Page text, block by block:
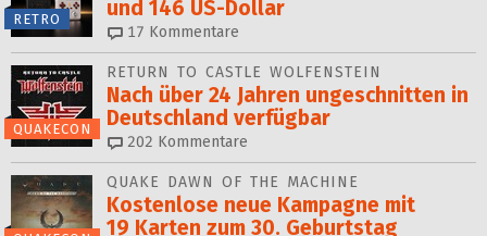
RETRO
und 146 US-Dollar
17 Kommentare
QUAKECON
RETURN TO CASTLE WOLFENSTEIN
Nach über 24 Jahren ungeschnitten in
Deutschland verfügbar
202 Kommentare
QUAKE DAWN OF THE MACHINE
Kostenlose neue Kampagne mit
19 Karten zum 30. Geburtstag